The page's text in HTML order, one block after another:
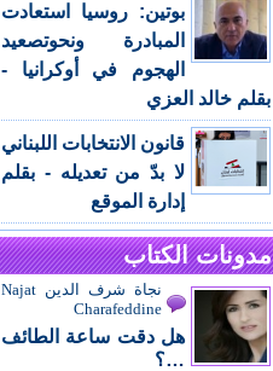
بوتين: روسيا استعادت
المبادرة ونحوتصعيد
الهجوم في أوكرانيا -
بقلم خالد العزي
قانون الانتخابات اللبناني
لا بدّ من تعديله - بقلم
إدارة الموقع
مدونات الكتاب
نجاة شرف الدين Najat
Charafeddine
هل دقت ساعة الطائف
…؟